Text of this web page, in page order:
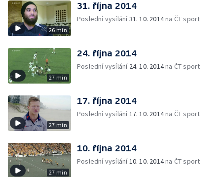
26 min
31. října 2014
Poslední vysílání31. 10. 2014na ČT sport
27 min
24. října 2014
Poslední vysílání 24. 10. 2014na ČT sport
27 min
17. října 2014
Poslední vysílání17. 10. 2014na ČT sport
27 min
10. října 2014
Poslední vysílání10. 10. 2014na ČT sport